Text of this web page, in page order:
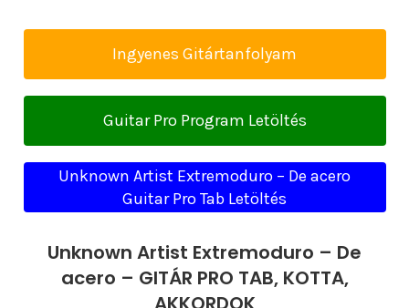
Ingyenes Gitártanfolyam
Guitar Pro Program Letöltés
Unknown Artist Extremoduro – De acero
Guitar Pro Tab Letöltés
Unknown Artist Extremoduro – De
acero – GITÁR PRO TAB, KOTTA,